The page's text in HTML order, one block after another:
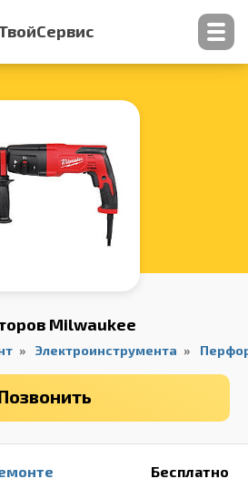
Milwaukee
Электроинструмента
Бесплатно